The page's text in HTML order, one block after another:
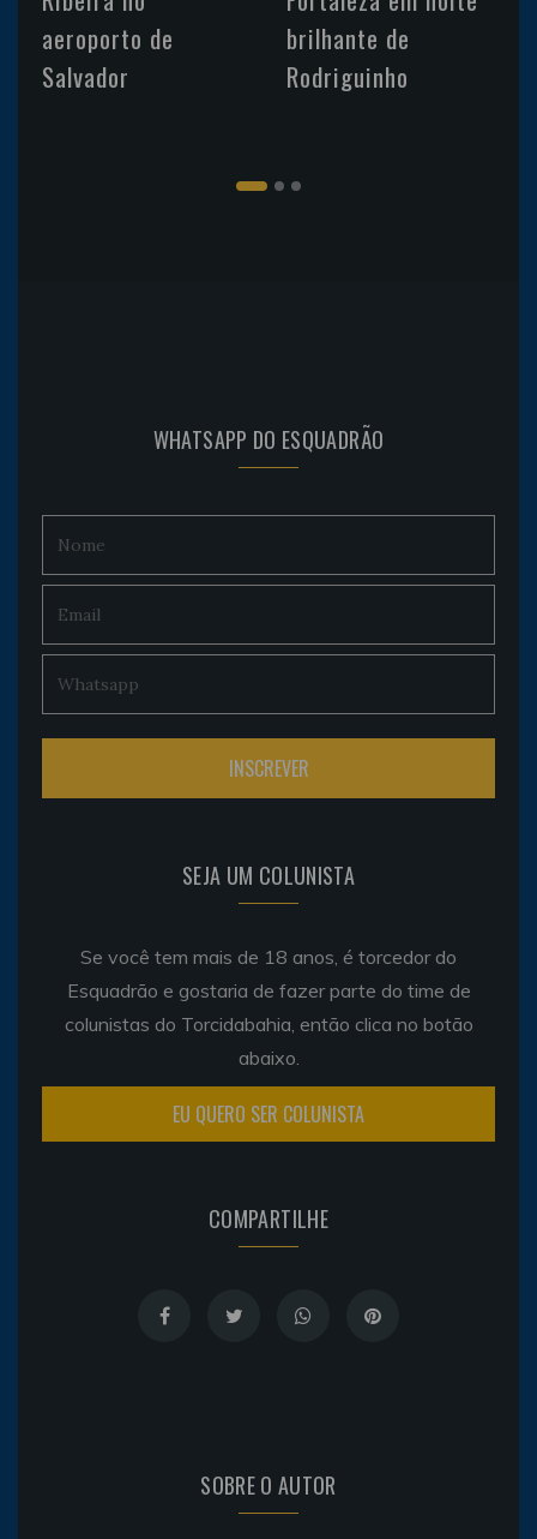
aeroporto de
Salvador
brilhante de
Rodriguinho
WHATSAPP DO ESQUADRÃO
SEJA UM COLUNISTA
Se você tem mais de 18 anos, é torcedor do
Esquadrão e gostaria de fazer parte do time de
colunistas do Torcidabahia, então clica no botão
abaixo.
EU QUERO SER COLUNISTA
COMPARTILHE
SOBRE O AUTOR